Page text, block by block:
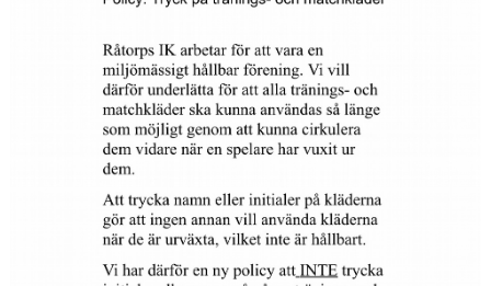
VÅRA LAG/TRÄNARE
FOLKSAM IDROTTSSKADOR (LÄNK)